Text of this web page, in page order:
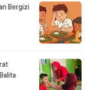
Bergizi